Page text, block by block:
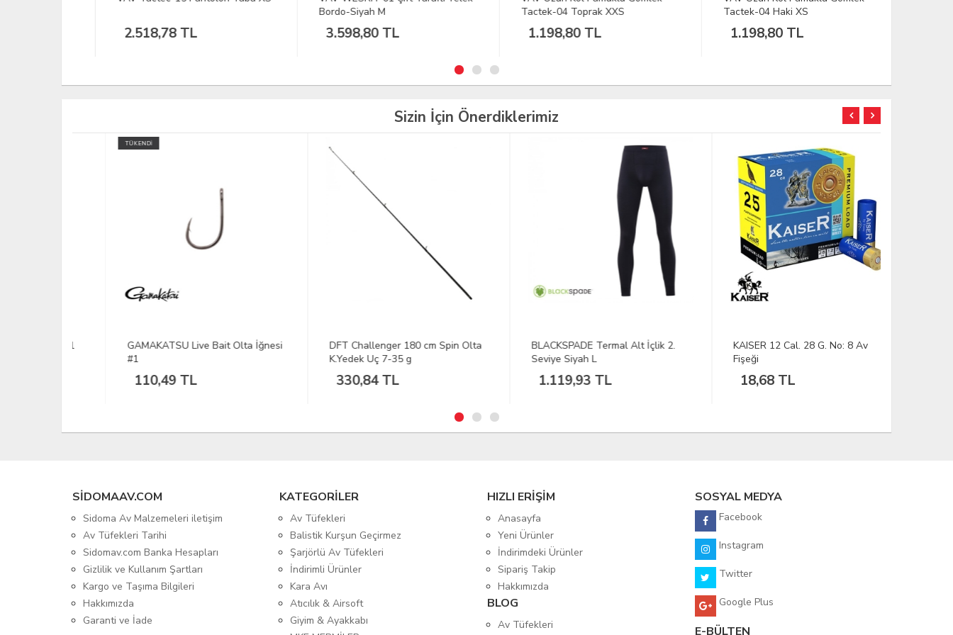
2.518,78 TL
Bordo-Siyah M
3.598,80 TL
Tactek-04 Toprak XXS
1.198,80 TL
Tactek-04 Haki XS
1.198,80 TL
Sizin İçin Önerdiklerimiz
GAMAKATSU Live Bait Olta İğnesi
110,49 TL
DFT Challenger 180 cm Spin Olta
K.Yedek Uç 7-35 g
330,84 TL
BLACKSPADE Termal Alt İçlik 2.
Seviye Siyah L
1.119,93 TL
KAISER 12 Cal. 28 G. No: 8 Av
18,68 TL
SIDOMAAV.COM
Sidoma Av Malzemeleri iletişim
Av Tüfekleri Tarihi
Sidomav.com Banka Hesapları
Gizlilik ve Kullanım Şartları
Kargo ve Taşıma Bilgileri
Hakkımızda
Garanti ve İade
KATEGORİLER
Av Tüfekleri
Balistik Kurşun Geçirmez
Şarjörlü Av Tüfekleri
İndirimli Ürünler
Kara Avı
Atıcılık & Airsoft
Giyim & Ayakkabı
HIZLI ERİŞİM
Anasayfa
Yeni Ürünler
İndirimdeki Ürünler
Sipariş Takip
Hakkımızda
BLOG
Av Tüfekleri
SOSYAL MEDYA
Facebook
Instagram
Twitter
Google Plus
E-BÜLTEN